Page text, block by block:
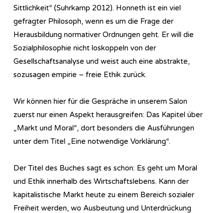
Sittlichkeit“ (Suhrkamp 2012). Honneth ist ein viel
gefragter Philosoph, wenn es um die Frage der
Herausbildung normativer Ordnungen geht. Er will die
Sozialphilosophie nicht loskoppeln von der
Gesellschaftsanalyse und weist auch eine abstrakte,
sozusagen empirie – freie Ethik zurück.
Wir können hier für die Gespräche in unserem Salon
zuerst nur einen Aspekt herausgreifen: Das Kapitel über
„Markt und Moral“, dort besonders die Ausführungen
unter dem Titel „Eine notwendige Vorklärung“.
Der Titel des Buches sagt es schon: Es geht um Moral
und Ethik innerhalb des Wirtschaftslebens. Kann der
kapitalistische Markt heute zu einem Bereich sozialer
Freiheit werden, wo Ausbeutung und Unterdrückung